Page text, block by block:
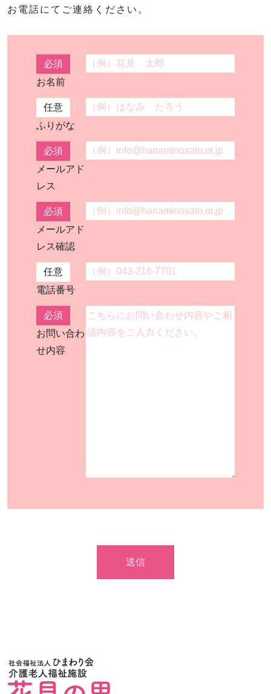
お電話にてご連絡ください。
必須
お名前
任意
ふりがな
必須
メールアド
レス
必須
メールアド
レス確認
任意
電話番号
必須
お問い合わ
せ内容